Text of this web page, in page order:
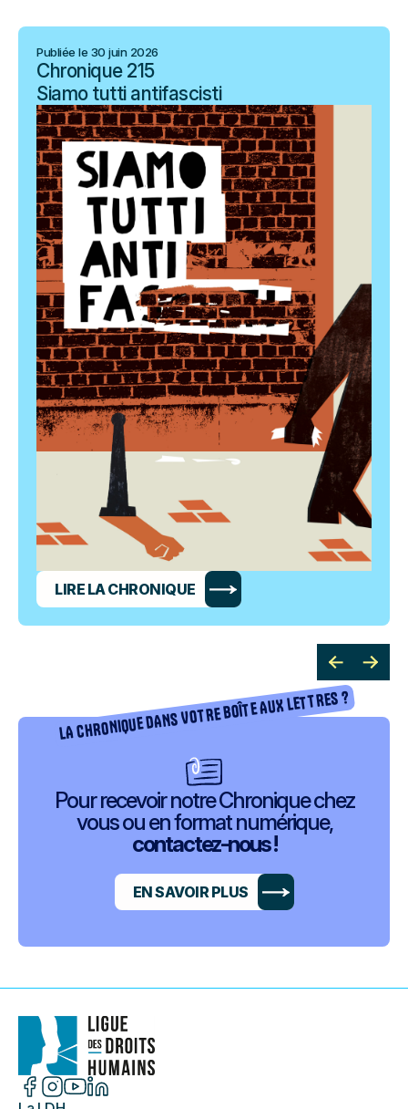
Publiée le 30 juin 2026
Chronique 215
Siamo tutti antifascisti
LIRE LA CHRONIQUE
LA CHRONIQUE DANS VOTRE BOÎTE AUX LETTRES ?
Pour recevoir notre Chronique chez
vous ou en format numérique,
contactez-nous !
EN SAVOIR PLUS